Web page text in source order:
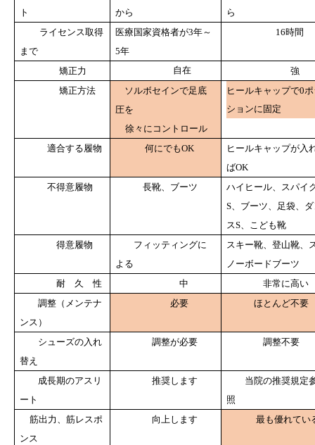
ト
から
ら
ライセンス取得
まで
医療国家資格者が3年～
5年
16時間
矯正力 自在
強
矯正方法
ソルボセインで足底
圧を
徐々にコントロール
ヒールキャップで0
ションに固定
適合する履物 何にでもOK
ヒールキャップが入
ばOK
不得意履物 長靴、ブーツ ハイヒール、スパイ
S、ブーツ、足袋、
スS、こども靴
得意履物
フィッティングに
よる
スキー靴、登山靴、
ノーボードブーツ
耐 久 性
中
非常に高い
調整（メンテナ
ンス）
必要 ほとんど不要
シューズの入れ
替え
調整が必要 調整不要
成長期のアスリ
ート
推奨します
当院の推奨規定
照
筋出力、筋レスポ
ンス
向上します 最も優れてい